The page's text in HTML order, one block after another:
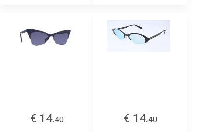
€ 14.40
€ 14.40